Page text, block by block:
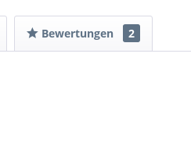
Bewertungen 2